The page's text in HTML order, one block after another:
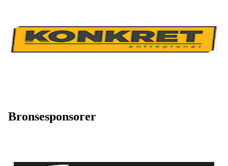
Bronsesponsorer